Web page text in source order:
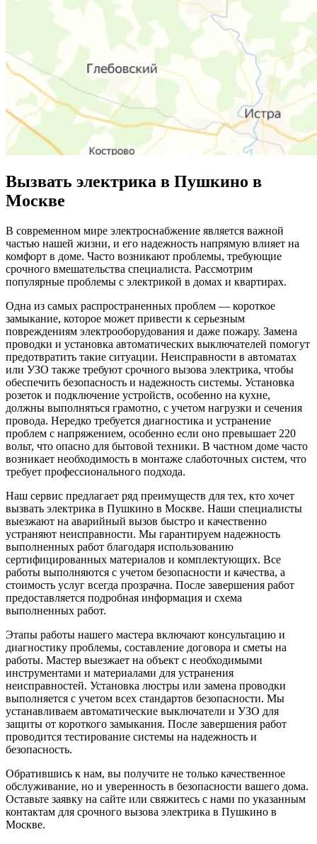
Вызвать электрика в Пушкино в
Москве
В современном мире электроснабжение является важной
частью нашей жизни, и его надежность напрямую влияет на
комфорт в доме. Часто возникают проблемы, требующие
срочного вмешательства специалиста. Рассмотрим
популярные проблемы с электрикой в домах и квартирах.
Одна из самых распространенных проблем — короткое
замыкание, которое может привести к серьезным
повреждениям электрооборудования и даже пожару. Замена
проводки и установка автоматических выключателей помогут
предотвратить такие ситуации. Неисправности в автоматах
или УЗО также требуют срочного вызова электрика, чтобы
обеспечить безопасность и надежность системы. Установка
розеток и подключение устройств, особенно на кухне,
должны выполняться грамотно, с учетом нагрузки и сечения
провода. Нередко требуется диагностика и устранение
проблем с напряжением, особенно если оно превышает 220
вольт, что опасно для бытовой техники. В частном доме часто
возникает необходимость в монтаже слаботочных систем, что
требует профессионального подхода.
Наш сервис предлагает ряд преимуществ для тех, кто хочет
вызвать электрика в Пушкино в Москве. Наши специалисты
выезжают на аварийный вызов быстро и качественно
устраняют неисправности. Мы гарантируем надежность
выполненных работ благодаря использованию
сертифицированных материалов и комплектующих. Все
работы выполняются с учетом безопасности и качества, а
стоимость услуг всегда прозрачна. После завершения работ
предоставляется подробная информация и схема
выполненных работ.
Этапы работы нашего мастера включают консультацию и
диагностику проблемы, составление договора и сметы на
работы. Мастер выезжает на объект с необходимыми
инструментами и материалами для устранения
неисправностей. Установка люстры или замена проводки
выполняется с учетом всех стандартов безопасности. Мы
устанавливаем автоматические выключатели и УЗО для
защиты от короткого замыкания. После завершения работ
проводится тестирование системы на надежность и
безопасность.
Обратившись к нам, вы получите не только качественное
обслуживание, но и уверенность в безопасности вашего дома.
Оставьте заявку на сайте или свяжитесь с нами по указанным
контактам для срочного вызова электрика в Пушкино в
Москве.